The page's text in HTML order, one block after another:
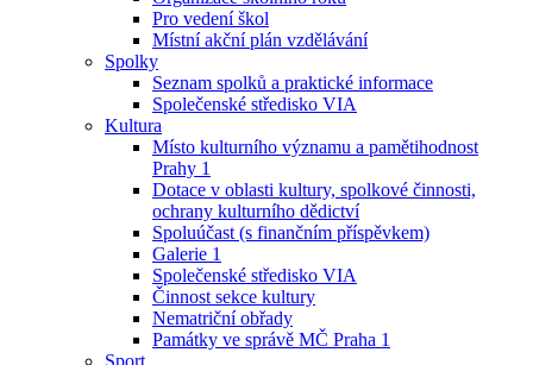
Pro vedení škol
Místní akční plán vzdělávání
Spolky
Seznam spolků a praktické informace
Společenské středisko VIA
Kultura
Místo kulturního významu a pamětihodnost
Prahy 1
Dotace v oblasti kultury, spolkové činnosti,
ochrany kulturního dědictví
Spoluúčast (s finančním příspěvkem)
Galerie 1
Společenské středisko VIA
Činnost sekce kultury
Nematriční obřady
Památky ve správě MČ Praha 1
Sport